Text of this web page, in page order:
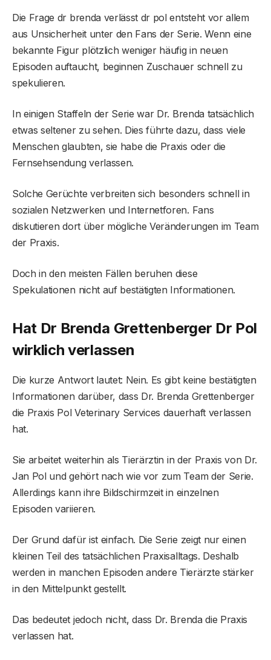
Die Frage dr brenda verlässt dr pol entsteht vor allem
aus Unsicherheit unter den Fans der Serie. Wenn eine
bekannte Figur plötzlich weniger häufig in neuen
Episoden auftaucht, beginnen Zuschauer schnell zu
spekulieren.
In einigen Staffeln der Serie war Dr. Brenda tatsächlich
etwas seltener zu sehen. Dies führte dazu, dass viele
Menschen glaubten, sie habe die Praxis oder die
Fernsehsendung verlassen.
Solche Gerüchte verbreiten sich besonders schnell in
sozialen Netzwerken und Internetforen. Fans
diskutieren dort über mögliche Veränderungen im Team
der Praxis.
Doch in den meisten Fällen beruhen diese
Spekulationen nicht auf bestätigten Informationen.
Hat Dr Brenda Grettenberger Dr Pol
wirklich verlassen
Die kurze Antwort lautet: Nein. Es gibt keine bestätigten
Informationen darüber, dass Dr. Brenda Grettenberger
die Praxis Pol Veterinary Services dauerhaft verlassen
hat.
Sie arbeitet weiterhin als Tierärztin in der Praxis von Dr.
Jan Pol und gehört nach wie vor zum Team der Serie.
Allerdings kann ihre Bildschirmzeit in einzelnen
Episoden variieren.
Der Grund dafür ist einfach. Die Serie zeigt nur einen
kleinen Teil des tatsächlichen Praxisalltags. Deshalb
werden in manchen Episoden andere Tierärzte stärker
in den Mittelpunkt gestellt.
Das bedeutet jedoch nicht, dass Dr. Brenda die Praxis
verlassen hat.